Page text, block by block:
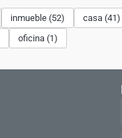
inmueble (52) casa (41)
oficina (1)